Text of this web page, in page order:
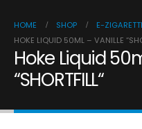
HOME SHOP E-
HOKE LIQUID 50ML – VANILLE
Hoke Liquid
“SHORTFILL“